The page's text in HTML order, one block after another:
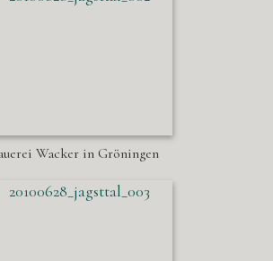
Wacker in Gröningen